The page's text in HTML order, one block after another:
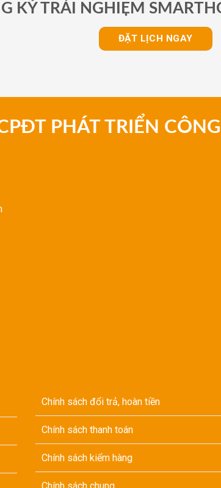
KÝ TRẢI NGHIỆM
ĐẶT LỊCH NGAY
PHÁT TRIỂN
Chính sách đổi trả, hoàn tiền
Chính sách thanh toán
Chính sách kiểm hàng